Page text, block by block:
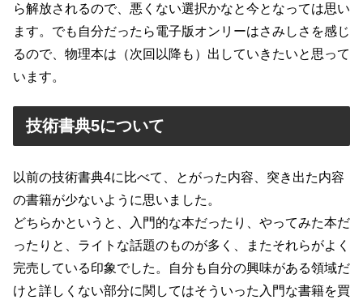
ら解放されるので、悪くない選択かなと今となっては思い
ます。でも自分だったら電子版オンリーはさみしさを感じ
るので、物理本は（次回以降も）出していきたいと思って
います。
技術書典5について
以前の技術書典4に比べて、とがった内容、突き出た内容
の書籍が少ないように思いました。
どちらかというと、入門的な本だったり、やってみた本だ
ったりと、ライトな話題のものが多く、またそれらがよく
完売している印象でした。自分も自分の興味がある領域だ
けと詳しくない部分に関してはそういった入門な書籍を買